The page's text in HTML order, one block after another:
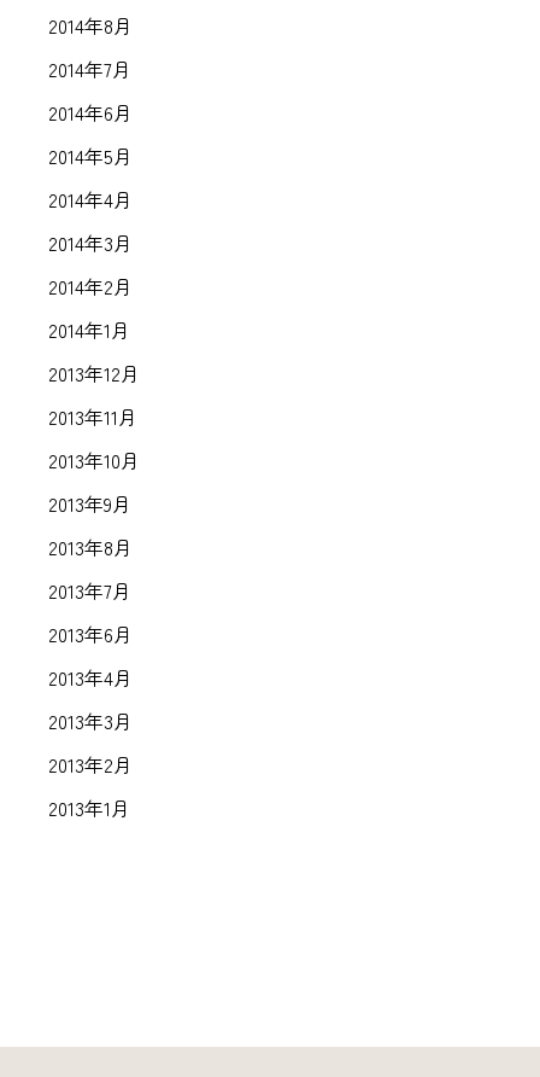
2014年8月
2014年7月
2014年6月
2014年5月
2014年4月
2014年3月
2014年2月
2014年1月
2013年12月
2013年11月
2013年10月
2013年9月
2013年8月
2013年7月
2013年6月
2013年4月
2013年3月
2013年2月
2013年1月